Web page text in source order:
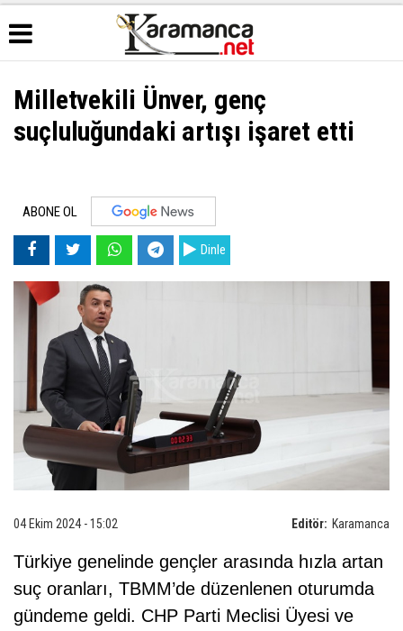
Milletvekili Ünver, genç
suçluluğundaki artışı işaret etti
ABONE OL
Dinle
Editör: Karamanca
04 Ekim 2024 - 15:02
Türkiye genelinde gençler arasında hızla artan
suç oranları, TBMM’de düzenlenen oturumda
gündeme geldi. CHP Parti Meclisi Üyesi ve